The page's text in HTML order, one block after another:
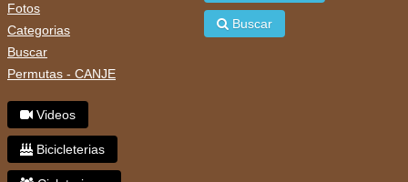
Fotos
Categorias
Buscar
Permutas - CANJE
Videos
Bicicleterias
Buscar